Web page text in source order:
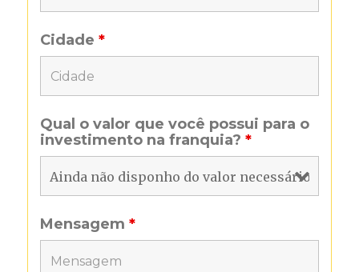
Cidade*
Qual o valor que você possui para o
investimento na franquia?*
Mensagem*